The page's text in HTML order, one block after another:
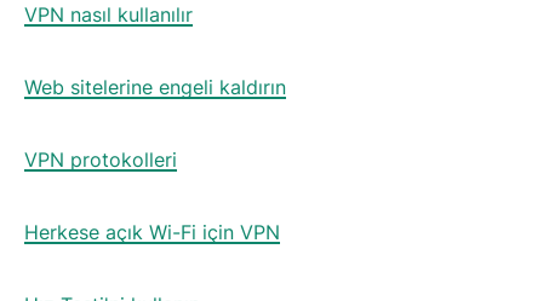
VPN nasıl kullanılır
Web sitelerine engeli kaldırın
VPN protokolleri
Herkese açık Wi-Fi için VPN